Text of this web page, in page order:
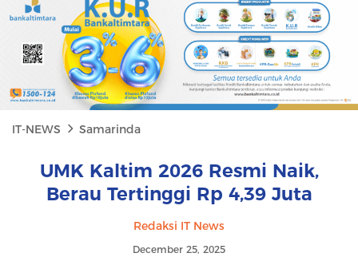
IT-NEWS Samarinda
UMK Kaltim 2026 Resmi Naik,
Berau Tertinggi Rp 4,39 Juta
Redaksi IT News
December 25, 2025